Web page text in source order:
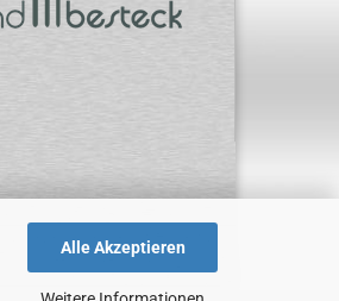
Alle Akzeptieren